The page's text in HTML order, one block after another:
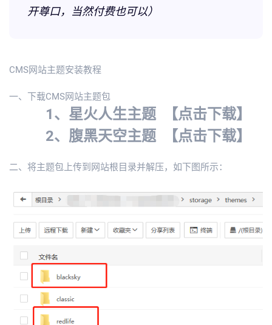
开尊口，当然付费也可以）
CMS网站主题安装教程
一、下载CMS网站主题包
1、星火人生主题
【点击下载】
2、腹黑天空主题
【点击下载】
二、将主题包上传到网站根目录并解压，如下图所示：